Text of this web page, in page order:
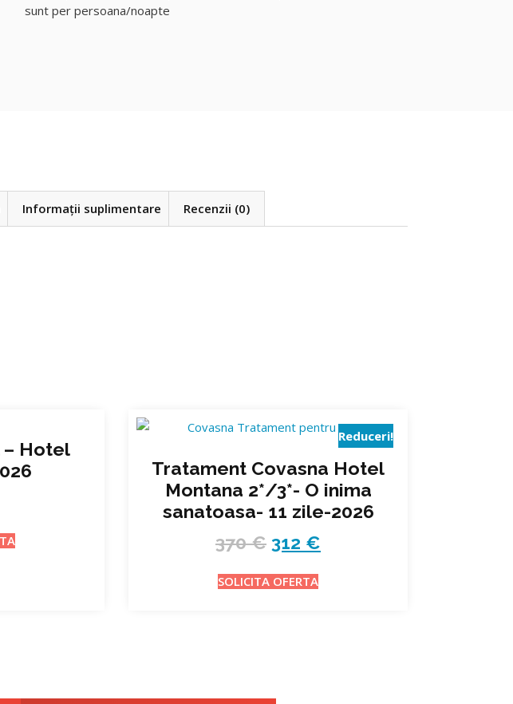
sunt per persoana/noapte
Informații suplimentare Recenzii (0)
– Hotel
Reduceri!
Tratament Covasna Hotel
Montana 2*/3*- O inima
sanatoasa- 11 zile-2026
370€ 312 €
SOLICITA OFERTA